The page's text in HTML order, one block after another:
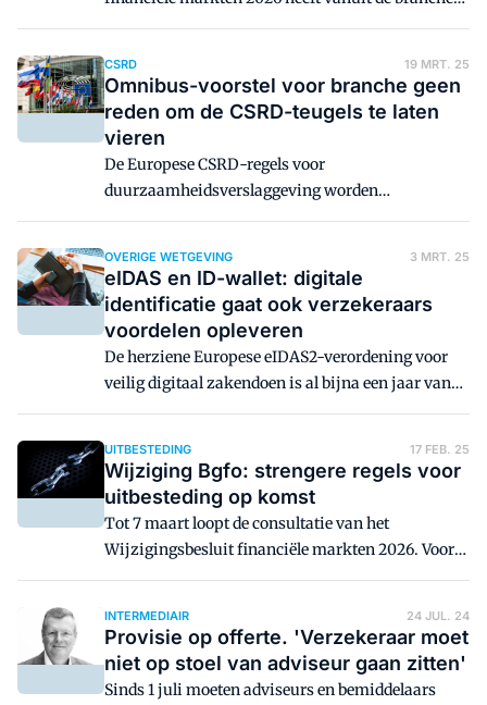
vooral kritiek opgeleverd over de strengere regels
aanscherping van de eisen voor taxaties op
afstand. De termen 'overregulering' en 'ongelijk
speelveld' vallen herhaaldelijk.
CSRD 19 MRT. 25
Omnibus-voorstel voor branche geen
reden om de CSRD-teugels te laten
vieren
De Europese CSRD-regels voor
duurzaamheidsverslaggeving worden
waarschijnlijk versoepeld. Een aantal
daardoor niet of pas twee jaar later te rapporteren
over de duurzaamheidsaspecten van hun bedrijf.
Navraag bij Alpina Group, Yellow Hive, VvAA en
ZLM leert dat er voor hen in de praktijk niet veel
verandert.
OVERIGE WETGEVING 3 MRT. 25
eIDAS en ID-wallet: digitale
identificatie gaat ook verzekeraars
voordelen opleveren
De herziene Europese eIDAS2-verordening voor
veilig digitaal zakendoen is al bijna een jaar van
kracht. Verzekeraars moeten er ook mee aan de
zogeheten ID-wallets kunnen faciliteren. Wat
houdt dat in grote lijnen in en levert het de branche
ook nog wat op?
UITBESTEDING 17 FEB. 25
Wijziging Bgfo: strengere regels voor
uitbesteding op komst
Tot 7 maart loopt de consultatie van het
Wijzigingsbesluit financiële markten 2026. Voor
financieel dienstverleners bevat de voorgestelde
de regels voor uitbesteding van diensten aan
partijen als softwareleveranciers en
serviceproviders.
INTERMEDIAIR 24 JUL. 24
Provisie op offerte. 'Verzekeraar moet
niet op stoel van adviseur gaan zitten'
Sinds 1 juli moeten adviseurs en bemiddelaars